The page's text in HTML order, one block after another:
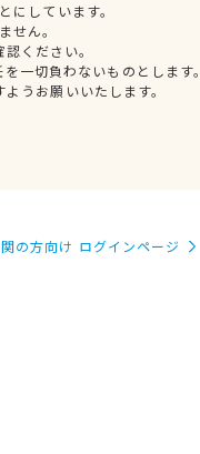
しています。
せん。
ください。
一切負わないものとします。
うお願いいたします。
の方向け ログインページ